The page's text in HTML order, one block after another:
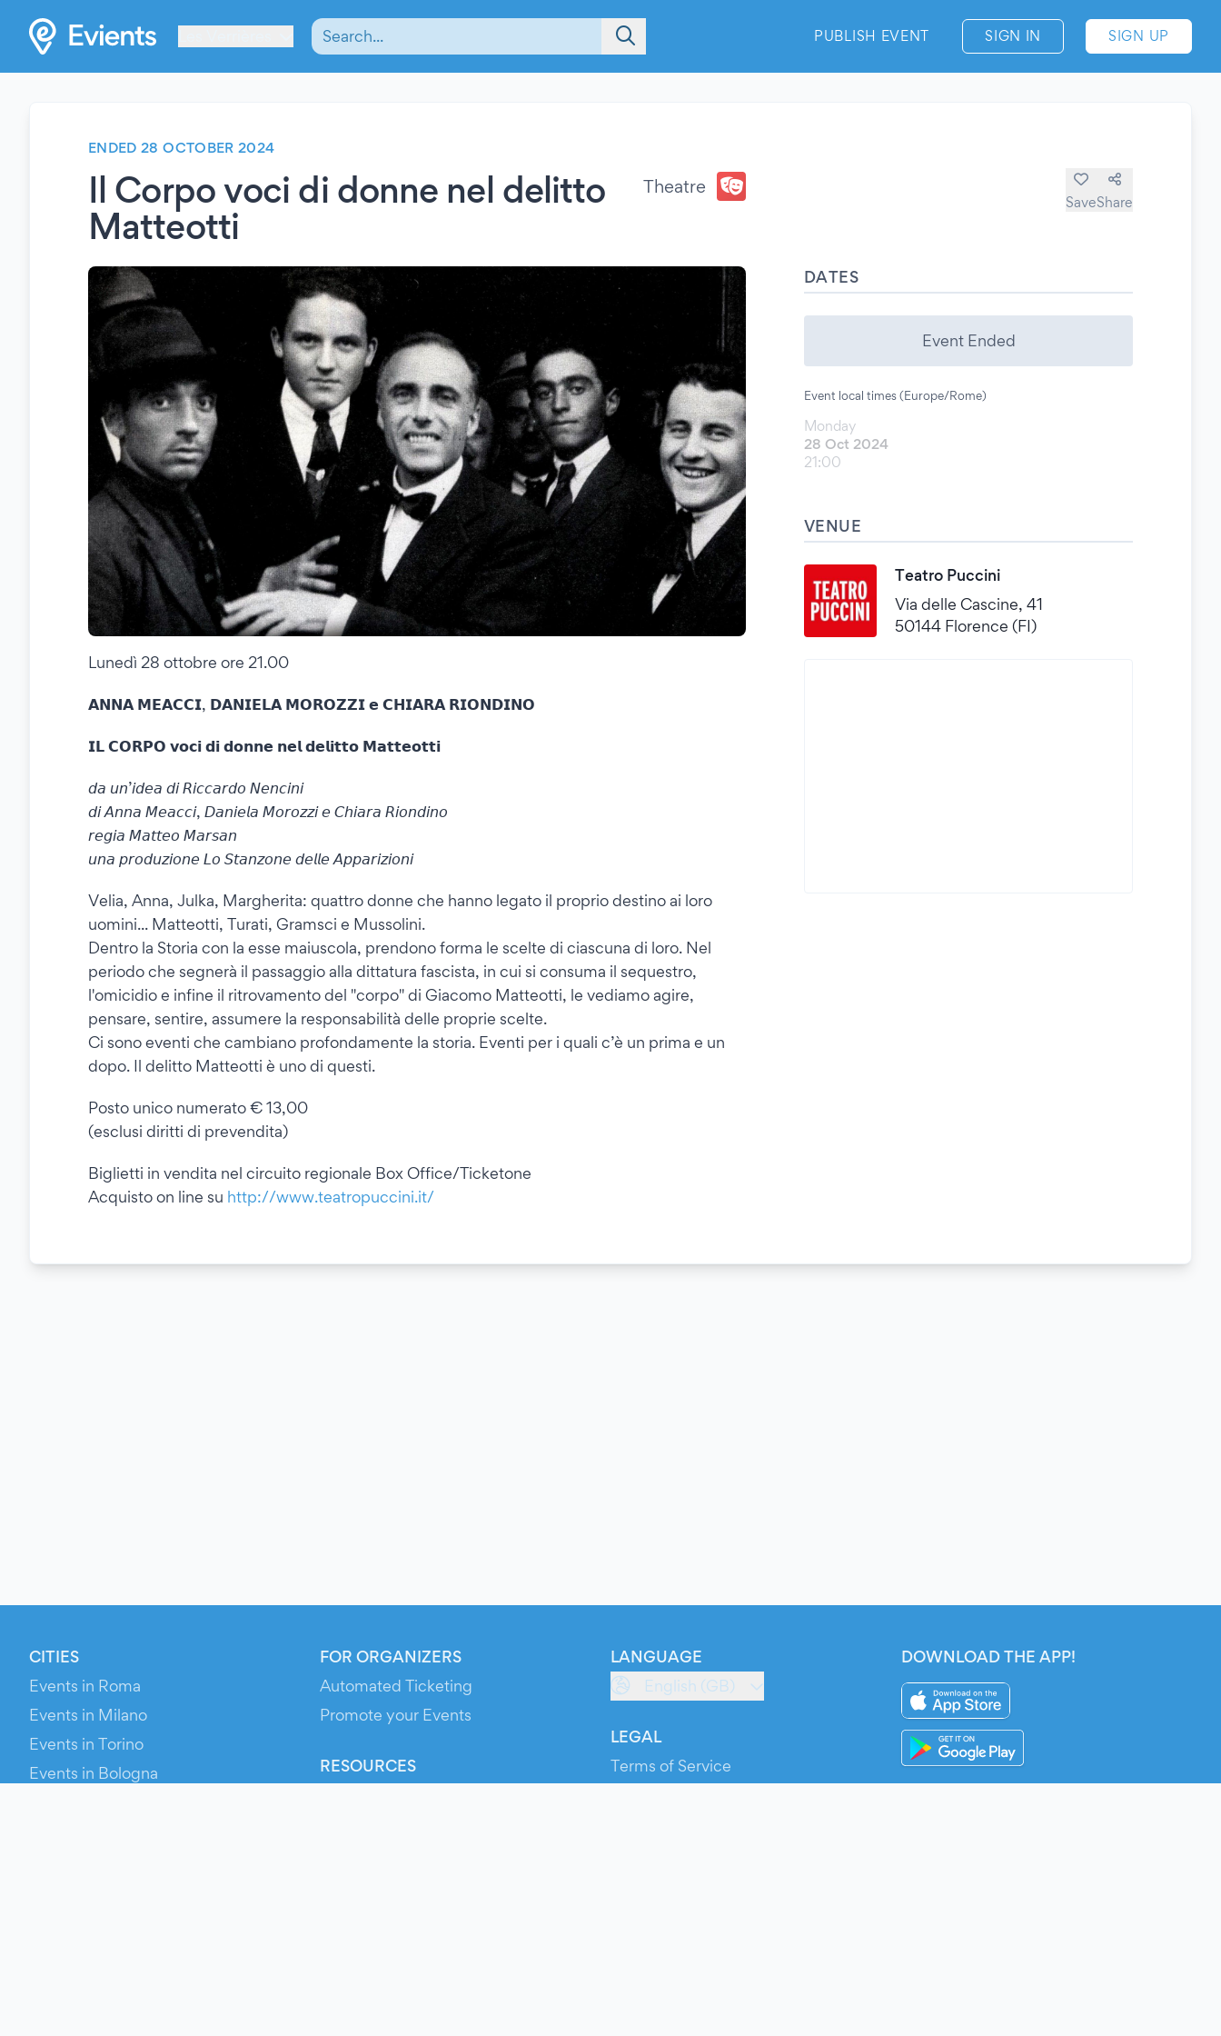
PUBLISH EVENT SIGN IN SIGN UP
ENDED 28 OCTOBER 2024
Il Corpo voci di donne nel delitto
Matteotti
Theatre
SaveShare
Lunedì 28 ottobre ore 21.00
𝗔𝗡𝗡𝗔 𝗠𝗘𝗔𝗖𝗖𝗜, 𝗗𝗔𝗡𝗜𝗘𝗟𝗔 𝗠𝗢𝗥𝗢𝗭𝗭𝗜 𝗲 𝗖𝗛𝗜𝗔𝗥𝗔 𝗥𝗜𝗢𝗡𝗗𝗜𝗡𝗢
𝗜𝗟 𝗖𝗢𝗥𝗣𝗢 𝘃𝗼𝗰𝗶 𝗱𝗶 𝗱𝗼𝗻𝗻𝗲 𝗻𝗲𝗹 𝗱𝗲𝗹𝗶𝘁𝘁𝗼 𝗠𝗮𝘁𝘁𝗲𝗼𝘁𝘁𝗶
𝘥𝘢 𝘶𝘯’𝘪𝘥𝘦𝘢 𝘥𝘪 𝘙𝘪𝘤𝘤𝘢𝘳𝘥𝘰 𝘕𝘦𝘯𝘤𝘪𝘯𝘪
𝘥𝘪 𝘈𝘯𝘯𝘢 𝘔𝘦𝘢𝘤𝘤𝘪, 𝘋𝘢𝘯𝘪𝘦𝘭𝘢 𝘔𝘰𝘳𝘰𝘻𝘻𝘪 𝘦 𝘊𝘩𝘪𝘢𝘳𝘢 𝘙𝘪𝘰𝘯𝘥𝘪𝘯𝘰
𝘳𝘦𝘨𝘪𝘢 𝘔𝘢𝘵𝘵𝘦𝘰 𝘔𝘢𝘳𝘴𝘢𝘯
𝘶𝘯𝘢 𝘱𝘳𝘰𝘥𝘶𝘻𝘪𝘰𝘯𝘦 𝘓𝘰 𝘚𝘵𝘢𝘯𝘻𝘰𝘯𝘦 𝘥𝘦𝘭𝘭𝘦 𝘈𝘱𝘱𝘢𝘳𝘪𝘻𝘪𝘰𝘯𝘪
Velia, Anna, Julka, Margherita: quattro donne che hanno legato il proprio destino ai loro
uomini... Matteotti, Turati, Gramsci e Mussolini.
Dentro la Storia con la esse maiuscola, prendono forma le scelte di ciascuna di loro. Nel
periodo che segnerà il passaggio alla dittatura fascista, in cui si consuma il sequestro,
l'omicidio e infine il ritrovamento del "corpo" di Giacomo Matteotti, le vediamo agire,
pensare, sentire, assumere la responsabilità delle proprie scelte.
Ci sono eventi che cambiano profondamente la storia. Eventi per i quali c’è un prima e un
dopo. Il delitto Matteotti è uno di questi.
Posto unico numerato € 13,00
(esclusi diritti di prevendita)
Biglietti in vendita nel circuito regionale Box Office/Ticketone
Acquisto on line su http://www.teatropuccini.it/
DATES
Event Ended
Event local times (Europe/Rome)
Monday
28 Oct 2024
21:00
VENUE
Teatro Puccini
Via delle Cascine, 41
50144 Florence (FI)
CITIES
Events in Roma
Events in Milano
Events in Torino
Events in Bologna
FOR ORGANIZERS
Automated Ticketing
Promote your Events
RESOURCES
LANGUAGE
English (GB)
LEGAL
Terms of Service
DOWNLOAD THE APP!